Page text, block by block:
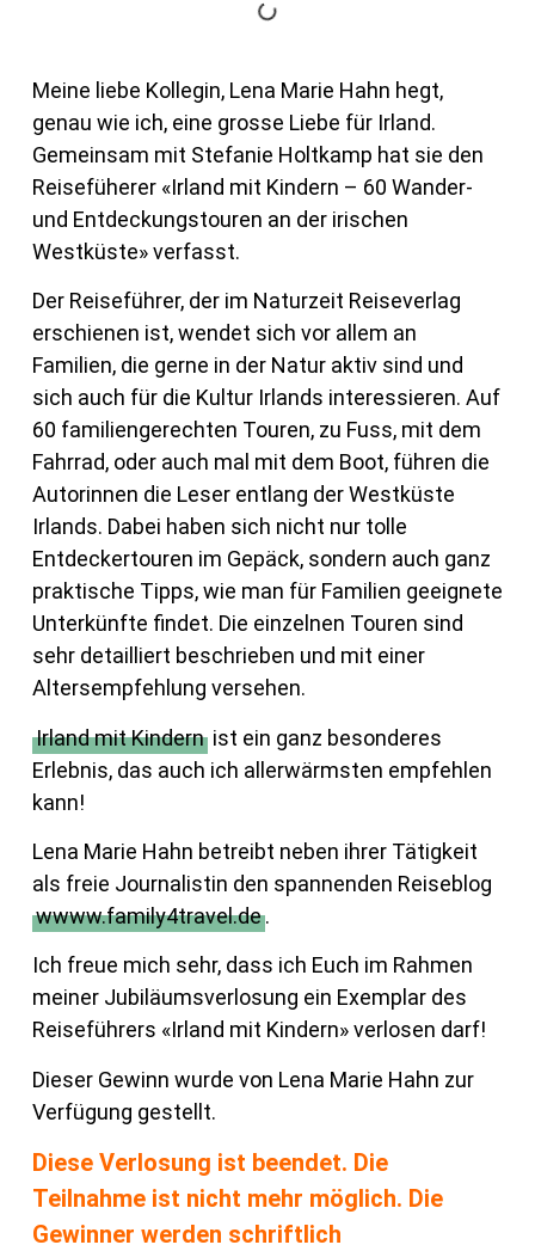
Meine liebe Kollegin, Lena Marie Hahn hegt,
genau wie ich, eine grosse Liebe für Irland.
Gemeinsam mit Stefanie Holtkamp hat sie den
Reisefüherer «Irland mit Kindern – 60 Wander-
und Entdeckungstouren an der irischen
Westküste» verfasst.
Der Reiseführer, der im Naturzeit Reiseverlag
erschienen ist, wendet sich vor allem an
Familien, die gerne in der Natur aktiv sind und
sich auch für die Kultur Irlands interessieren. Auf
60 familiengerechten Touren, zu Fuss, mit dem
Fahrrad, oder auch mal mit dem Boot, führen die
Autorinnen die Leser entlang der Westküste
Irlands. Dabei haben sich nicht nur tolle
Entdeckertouren im Gepäck, sondern auch ganz
praktische Tipps, wie man für Familien geeignete
Unterkünfte findet. Die einzelnen Touren sind
sehr detailliert beschrieben und mit einer
Altersempfehlung versehen.
Irland mit Kindernist ein ganz besonderes
Erlebnis, das auch ich allerwärmsten empfehlen
kann!
Lena Marie Hahn betreibt neben ihrer Tätigkeit
als freie Journalistin den spannenden Reiseblog
wwww.family4travel.de.
Ich freue mich sehr, dass ich Euch im Rahmen
meiner Jubiläumsverlosung ein Exemplar des
Reiseführers «Irland mit Kindern» verlosen darf!
Dieser Gewinn wurde von Lena Marie Hahn zur
Verfügung gestellt.
Diese Verlosung ist beendet. Die
Teilnahme ist nicht mehr möglich. Die
Gewinner werden schriftlich